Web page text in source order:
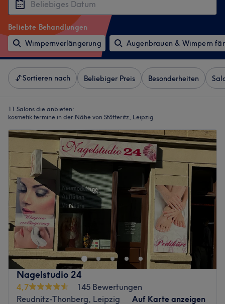
Beliebte Behandlungen
Wimpernverlängerung
Augenbrauen & Wimpern
Sortieren nach Beliebiger Preis Besonderheiten
11 Salons die anbieten:
kosmetik termine in der Nähe von Stötteritz, Leipzig
Nagelstudio 24
4,7
145 Bewertungen
Reudnitz-Thonberg, Leipzig
Auf Karte anzeigen